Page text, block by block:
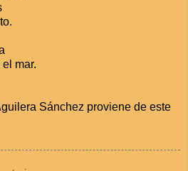
mar.
Sánchez proviene de este